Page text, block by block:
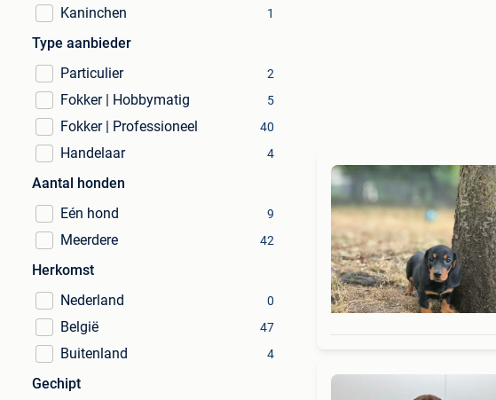
Kaninchen 1
Type aanbieder
Particulier
2
Fokker | Hobbymatig 5
Fokker | Professioneel 40
Handelaar 4
Aantal honden
Eén hond
9
Meerdere 42
Herkomst
Nederland
0
België 47
Buitenland 4
Gechipt